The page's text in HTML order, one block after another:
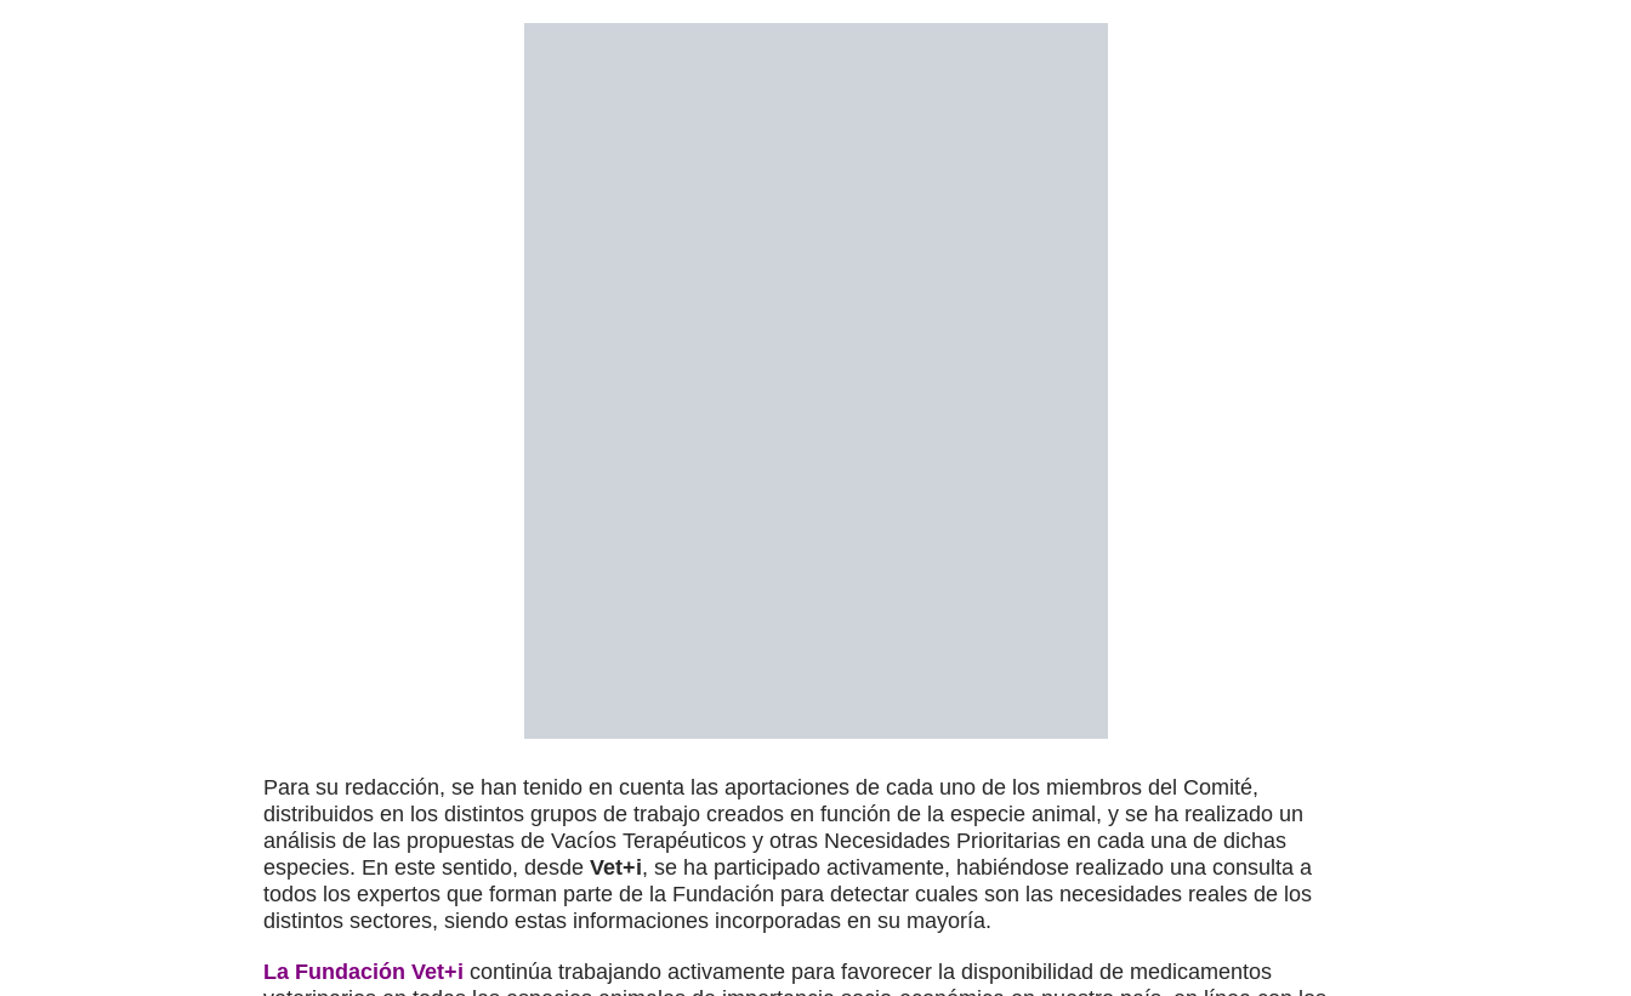
Para su redacción, se han tenido en cuenta las aportaciones de cada uno de los miembros del Comité,
distribuidos en los distintos grupos de trabajo creados en función de la especie animal, y se ha realizado un
análisis de las propuestas de Vacíos Terapéuticos y otras Necesidades Prioritarias en cada una de dichas
especies. En este sentido, desde Vet+i, se ha participado activamente, habiéndose realizado una consulta a
todos los expertos que forman parte de la Fundación para detectar cuales son las necesidades reales de los
distintos sectores, siendo estas informaciones incorporadas en su mayoría.
La Fundación Vet+i continúa trabajando activamente para favorecer la disponibilidad de medicamentos